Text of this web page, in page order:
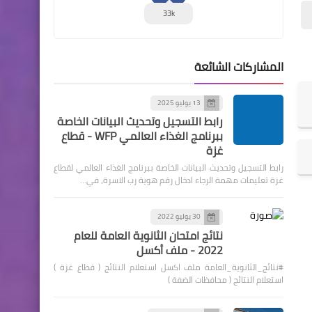
33k
المشاركات الشائعة
13 يوليو 2025
رابط التسجيل وتحديث البيانات الخاصة
ببرنامج الغذاء العالمي WFP - قطاع
غزة
رابط التسجيل وتحديث البيانات الخاصة ببرنامج الغذاء العالمي لقطاع
غزة تعليمات مهمة الرجاء ادخال رقم هوية رب الاسرة، في…
30 يوليو 2022
نتائج امتحان الثانوية العامة للعام
2022 - ملف أكسل
#نتائج_الثانوية_العامة ملف اكسل استعلام النتائج ( قطاع غزة )
استعلام النتائج ( محافظات الضفة )